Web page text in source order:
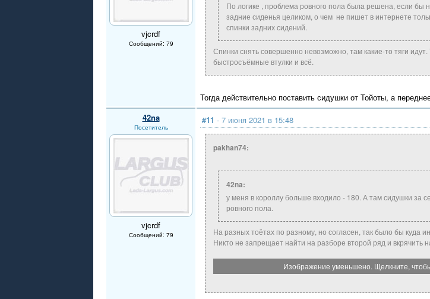
vjcrdf
Сообщений: 79
По логике , проблема ровного пола была решена, если бы
задние сиденья целиком, о чем не пишет в интернете
спинки задних сидений.
Спинки снять совершенно невозможно, там какие-то тяги
быстросъёмные втулки и всё.
Тогда действительно поставить сидушки от Тойоты, а
42na
Посетитель
vjcrdf
Сообщений: 79
#11 - 7 июня 2021 в 15:48
pakhan74:
42na:
у меня в короллу больше входило - 180. А там сидушки за
ровного пола.
На разных тоётах по разному, но согласен, так было бы куда
Никто не запрещает найти на разборе второй ряд и вкрячить
Изображение уменьшено. Щелкните,